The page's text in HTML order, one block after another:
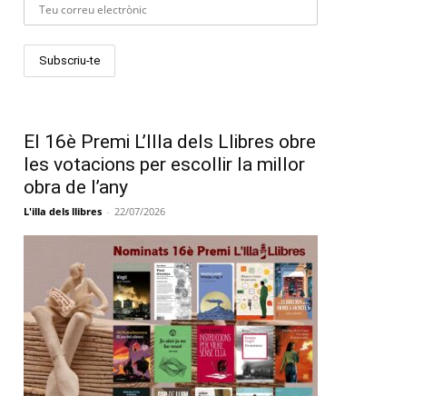
El 16è Premi L’Illa dels Llibres obre
les votacions per escollir la millor
obra de l’any
L'illa dels llibres - 22/07/2026